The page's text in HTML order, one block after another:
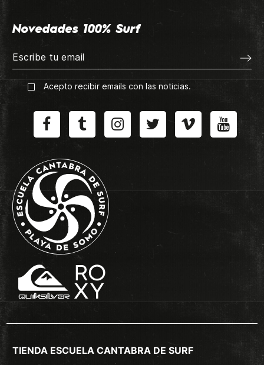
Novedades 100% Surf
Acepto recibir emails con las noticias.
TIENDA ESCUELA CANTABRA DE SURF